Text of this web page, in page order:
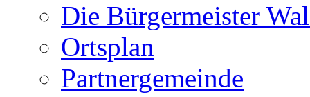
Die Bürgermeister
Ortsplan
Partnergemeinde